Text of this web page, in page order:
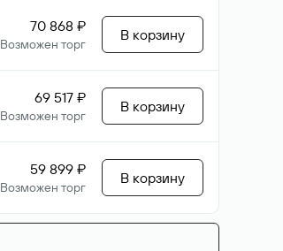
70 868 ₽
Возможен торг
В корзину
69 517 ₽
Возможен торг
В корзину
59 899 ₽
Возможен торг
В корзину